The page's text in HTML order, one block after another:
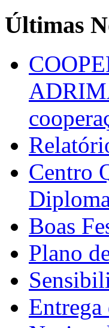
Últimas
Centro
Boas
Plano